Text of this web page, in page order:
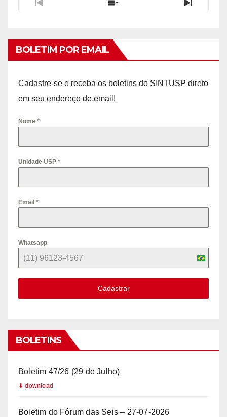
Previous
Episode
Show
Episodes
Next
Episode
BOLETIM POR EMAIL
Cadastre-se e receba os boletins do SINTUSP direto
em seu endereço de email!
Nome *
Unidade USP *
Email *
Whatsapp
B
r
+
Cadastrar
BOLETINS
Boletim 47/26 (29 de Julho)
Boletim do Fórum das Seis – 27-07-2026